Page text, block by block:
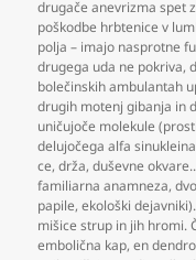
drugače anevrizma spet
poškodbe hrbtenice v
polja – imajo nasprotne
drugega uda ne pokriva,
bolečinskih ambulantah
drugih motenj gibanja in
uničujoče molekule
delujočega alfa
ce,drža,duševne
familiarna anamneza,
papile,ekološki
mišice strup in jih hromi.
embolična kap,en